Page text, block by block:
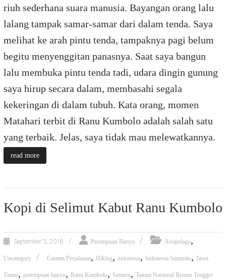
riuh sederhana suara manusia. Bayangan orang lalu
lalang tampak samar-samar dari dalam tenda. Saya
melihat ke arah pintu tenda, tampaknya pagi belum
begitu menyenggitan panasnya. Saat saya bangun
lalu membuka pintu tenda tadi, udara dingin gunung
saya hirup secara dalam, membasahi segala
kekeringan di dalam tubuh. Kata orang, momen
Matahari terbit di Ranu Kumbolo adalah salah satu
yang terbaik. Jelas, saya tidak mau melewatkannya.
read more
Kopi di Selimut Kabut Ranu Kumbolo
September 3, 2018 Perempuan Banyu Arsipelago,
Uncategory Catatan Perjalanan, Hiking, indonesia, Indonesia Summits, Jawa
Timur, perempuan banyu, Ranu Kumbolo, Semeru, Taman Nasional Bromo Tengger